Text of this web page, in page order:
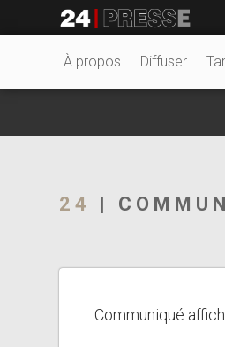
24Presse -
À propos Diffuser
24 |
Communiqué